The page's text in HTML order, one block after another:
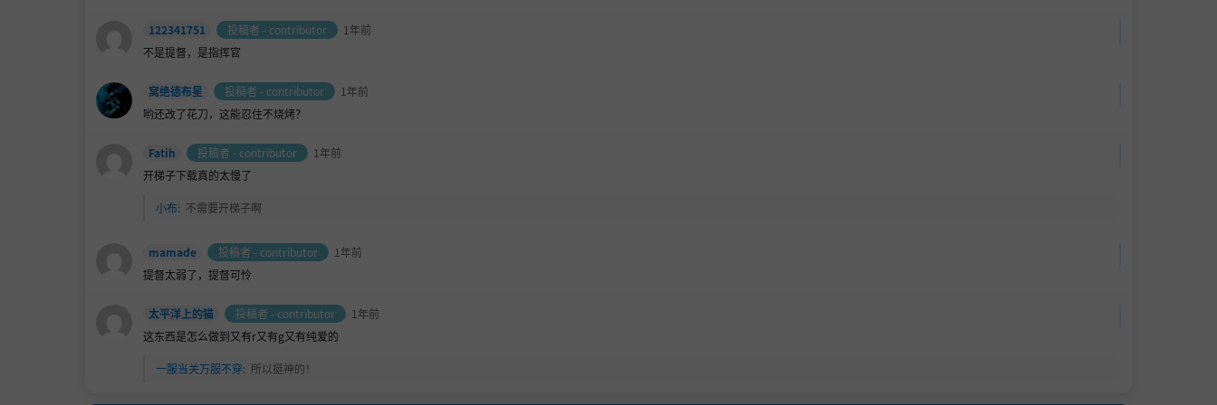
122341751 投稿者 - contributor
1年前
不是提督，是指挥官
窝绝德布星 投稿者 - contributor
1年前
哟还改了花刀，这能忍住不烧烤？
Fatih 投稿者 - contributor
1年前
开梯子下载真的太慢了
小布: 不需要开梯子啊
mamade 投稿者 - contributor
1年前
提督太弱了，提督可怜
太平洋上的猫 投稿者 - contributor
1年前
这东西是怎么做到又有r又有g又有纯爱的
一服当关万服不穿: 所以挺神的！